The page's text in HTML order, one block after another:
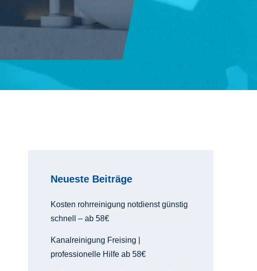
Neueste Beiträge
Kosten rohrreinigung notdienst günstig
schnell – ab 58€
Kanalreinigung Freising |
professionelle Hilfe ab 58€